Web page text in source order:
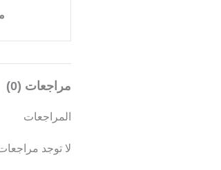
مراجعات (0)
المراجعات
لا توجد